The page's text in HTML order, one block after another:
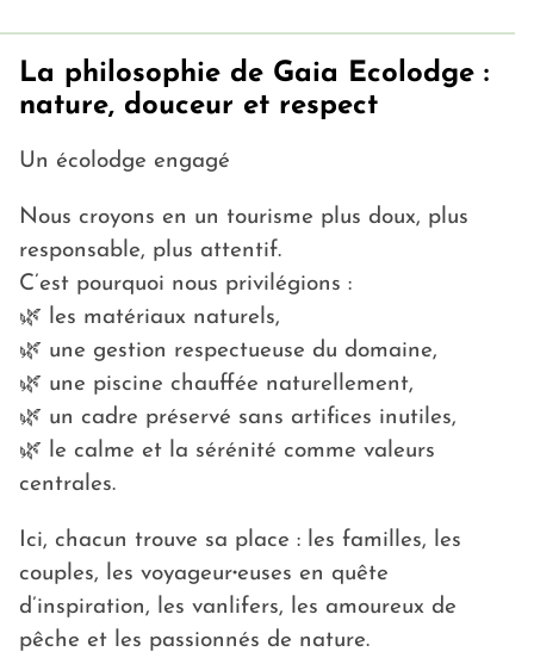
La philosophie de Gaia Ecolodge :
nature, douceur et respect
Un écolodge engagé
Nous croyons en un tourisme plus doux, plus
responsable, plus attentif.
C’est pourquoi nous privilégions :
🌿 les matériaux naturels,
🌿 une gestion respectueuse du domaine,
🌿 une piscine chauffée naturellement,
🌿 un cadre préservé sans artifices inutiles,
🌿 le calme et la sérénité comme valeurs
centrales.
Ici, chacun trouve sa place : les familles, les
couples, les voyageur∙euses en quête
d’inspiration, les vanlifers, les amoureux de
pêche et les passionnés de nature.